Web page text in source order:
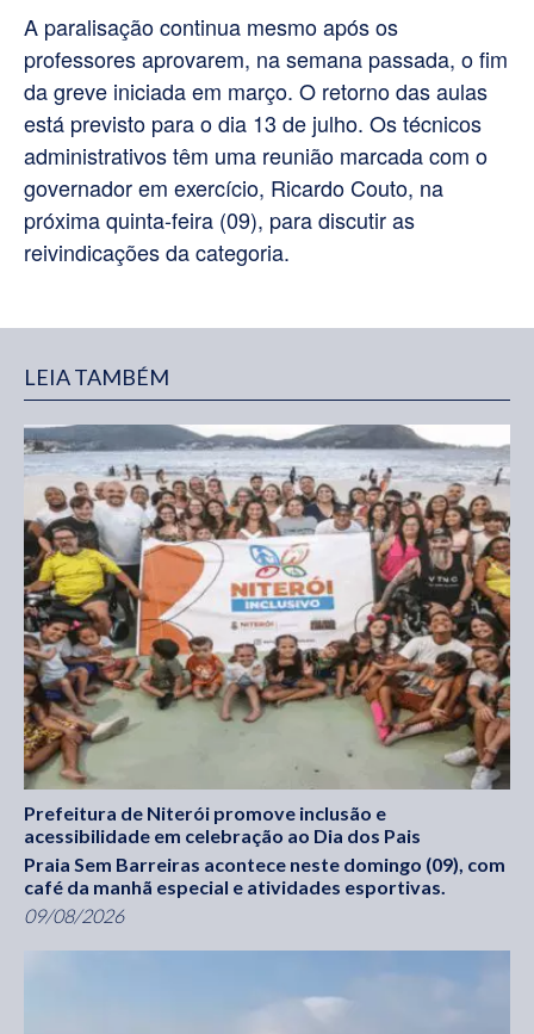
A paralisação continua mesmo após os
professores aprovarem, na semana passada, o fim
da greve iniciada em março. O retorno das aulas
está previsto para o dia 13 de julho. Os técnicos
administrativos têm uma reunião marcada com o
governador em exercício, Ricardo Couto, na
próxima quinta-feira (09), para discutir as
reivindicações da categoria.
LEIA TAMBÉM
Prefeitura de Niterói promove inclusão e
acessibilidade em celebração ao Dia dos Pais
Praia Sem Barreiras acontece neste domingo (09), com
café da manhã especial e atividades esportivas.
09/08/2026